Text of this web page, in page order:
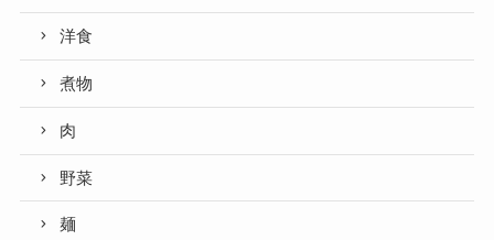
洋食
煮物
肉
野菜
麺